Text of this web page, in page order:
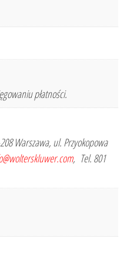
płatności.
Warszawa, ul. Przyokopowa
, Tel. 801